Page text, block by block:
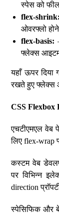
स्पेस को
flex-shrink:
ओवरफ्लो
flex-basis:
फ्लेक्स आइटम
यहाँ ऊपर दिया
रखते हुए फ्लेक्स
CSS Flexbox
एचटीएमएल वेब
लिए flex-wrap
कस्टम वेब
पर विभिन्न
direction
स्पेसिफिक और